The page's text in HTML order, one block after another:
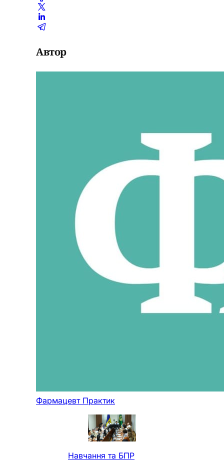
Автор
Фармацевт Практик
Навчання та БПР